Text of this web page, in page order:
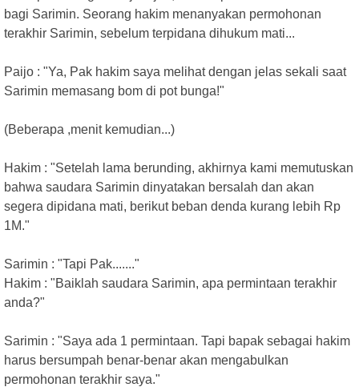
bagi Sarimin. Seorang hakim menanyakan permohonan
terakhir Sarimin, sebelum terpidana dihukum mati...
Paijo : "Ya, Pak hakim saya melihat dengan jelas sekali saat
Sarimin memasang bom di pot bunga!"
(Beberapa ,menit kemudian...)
Hakim : "Setelah lama berunding, akhirnya kami memutuskan
bahwa saudara Sarimin dinyatakan bersalah dan akan
segera dipidana mati, berikut beban denda kurang lebih Rp
1M."
Sarimin : "Tapi Pak......."
Hakim : "Baiklah saudara Sarimin, apa permintaan terakhir
anda?"
Sarimin : "Saya ada 1 permintaan. Tapi bapak sebagai hakim
harus bersumpah benar-benar akan mengabulkan
permohonan terakhir saya."